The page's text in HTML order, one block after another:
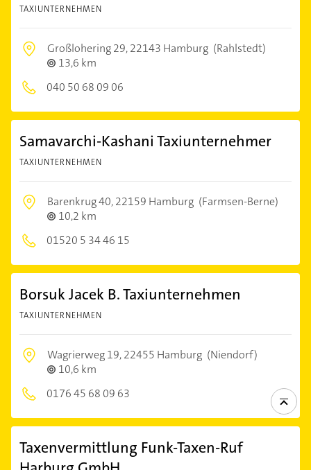
TAXIUNTERNEHMEN
Großlohering 29,22143 Hamburg (Rahlstedt)
13,6 km
040 50 68 09 06
Samavarchi-Kashani Taxiunternehmer
TAXIUNTERNEHMEN
Barenkrug 40,22159 Hamburg (Farmsen-Berne)
10,2 km
01520 5 34 46 15
Borsuk Jacek B. Taxiunternehmen
TAXIUNTERNEHMEN
Wagrierweg 19,22455 Hamburg (Niendorf)
10,6 km
0176 45 68 09 63
Taxenvermittlung Funk-Taxen-Ruf